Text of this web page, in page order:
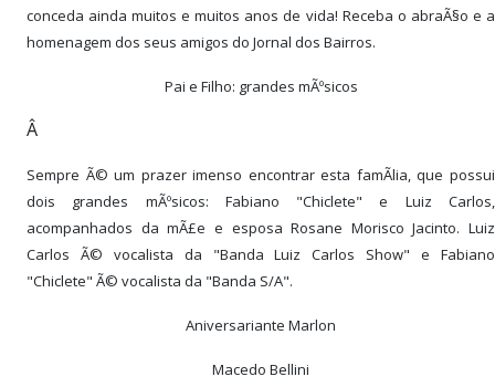
conceda ainda muitos e muitos anos de vida! Receba o abraÃ§o e a
homenagem dos seus amigos do Jornal dos Bairros.
Pai e Filho: grandes mÃºsicos
Â
Sempre Ã© um prazer imenso encontrar esta famÃ­lia, que possui
dois grandes mÃºsicos: Fabiano "Chiclete" e Luiz Carlos,
acompanhados da mÃ£e e esposa Rosane Morisco Jacinto. Luiz
Carlos Ã© vocalista da "Banda Luiz Carlos Show" e Fabiano
"Chiclete" Ã© vocalista da "Banda S/A".
Aniversariante Marlon
Macedo Bellini